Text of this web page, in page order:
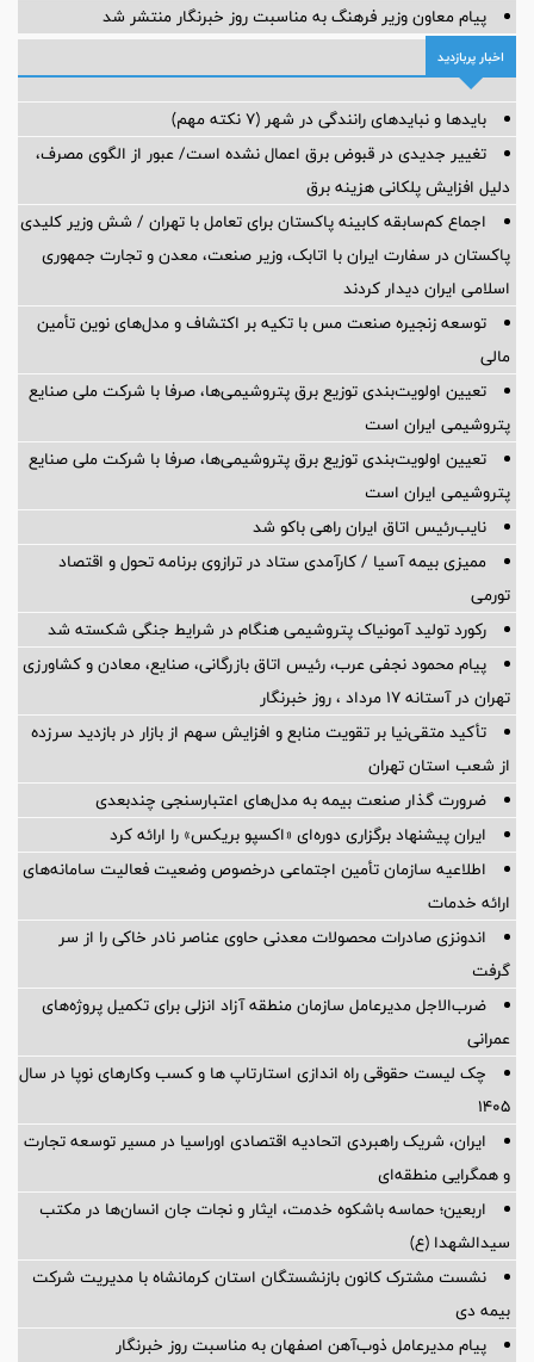
پیام معاون وزیر فرهنگ به مناسبت روز خبرنگار منتشر شد
اخبار پربازدید
بایدها و نبایدهای رانندگی در شهر (۷ نکته مهم)
تغییر جدیدی در قبوض برق اعمال نشده است/ عبور از الگوی مصرف،
دلیل افزایش پلکانی هزینه برق
اجماع کم‌سابقه کابینه پاکستان برای تعامل با تهران / شش وزیر کلیدی
پاکستان در سفارت ایران با اتابک، وزیر صنعت، معدن و تجارت جمهوری
اسلامی ایران دیدار کردند
توسعه زنجیره صنعت مس با تکیه بر اکتشاف و مدل‌های نوین تأمین
مالی
تعیین اولویت‌بندی توزیع برق پتروشیمی‌ها، صرفا با شرکت ملی صنایع
پتروشیمی ایران است
تعیین اولویت‌بندی توزیع برق پتروشیمی‌ها، صرفا با شرکت ملی صنایع
پتروشیمی ایران است
نایب‌رئیس اتاق ایران راهی باکو شد
ممیزی بیمه آسیا / کارآمدی ستاد در ترازوی برنامه تحول و اقتصاد
تورمی
رکورد تولید آمونیاک پتروشیمی هنگام در شرایط جنگی شکسته شد
پیام محمود نجفی عرب، رئیس اتاق بازرگانی، صنایع، معادن و کشاورزی
تهران در آستانه 17 مرداد ، روز خبرنگار
تأکید متقی‌نیا بر تقویت منابع و افزایش سهم از بازار در بازدید سرزده
از شعب استان تهران
ضرورت گذار صنعت بیمه به مدل‌های اعتبارسنجی چندبعدی
ایران پیشنهاد برگزاری دوره‌ای «اکسپو بریکس» را ارائه کرد
اطلاعیه سازمان تأمین اجتماعی درخصوص وضعیت فعالیت سامانه‌های
ارائه خدمات
اندونزی صادرات محصولات معدنی حاوی عناصر نادر خاکی را از سر
گرفت
ضرب‌الاجل مدیرعامل سازمان منطقه آزاد انزلی برای تكمیل پروژه‌های
عمرانی
چک لیست حقوقی راه اندازی استارتاپ ها و کسب وکارهای نوپا در سال
۱۴۰۵
ایران، شریک راهبردی اتحادیه اقتصادی اوراسیا در مسیر توسعه تجارت
و همگرایی منطقه‌ای
اربعین؛ حماسه باشکوه خدمت، ایثار و نجات جان انسان‌ها در مکتب
سیدالشهدا (ع)
نشست مشترک کانون بازنشستگان استان کرمانشاه با مدیریت شرکت
بیمه دی
پیام مدیرعامل ذوب‌آهن اصفهان به مناسبت روز خبرنگار